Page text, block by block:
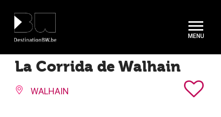
La Corrida de Walhain
WALHAIN